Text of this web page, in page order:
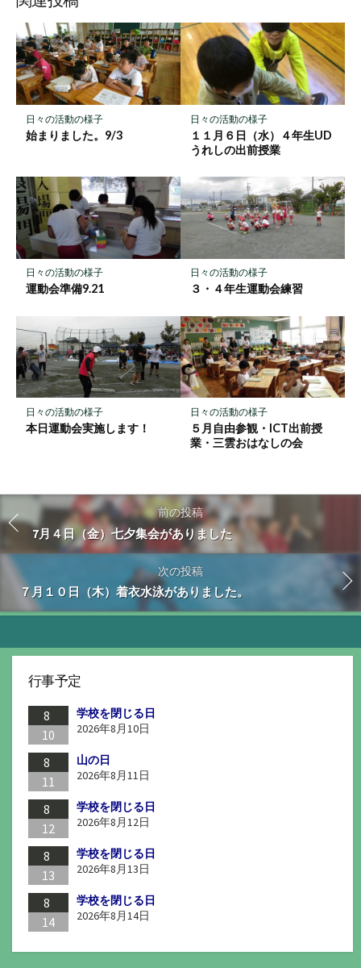
ク
マ
ー
ク
に
存
日々の活動の様子
始まりました。9/3
日々の活動の様子
１１月６日（水）４年生UD
うれしの出前授業
日々の活動の様子
運動会準備9.21
日々の活動の様子
３・４年生運動会練習
日々の活動の様子
本日運動会実施します！
日々の活動の様子
５月自由参観・ICT出前授
業・三雲おはなしの会
前の投稿
7月４日（金）七夕集会がありました
次の投稿
７月１０日（木）着衣水泳がありました。
行事予定
8
10
学校を閉じる日
2026年8月10日
8
11
山の日
2026年8月11日
8
12
学校を閉じる日
2026年8月12日
8
13
学校を閉じる日
2026年8月13日
8
14
学校を閉じる日
2026年8月14日